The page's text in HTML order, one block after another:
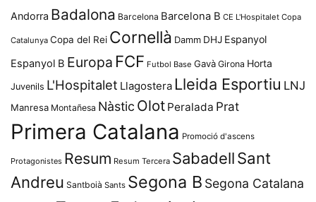
Andorra Badalona Barcelona Barcelona B CE L'Hospitalet Copa
Catalunya Copa del Rei Cornellà Damm DHJ Espanyol
Espanyol B Europa FCF Futbol Base Gavà Girona Horta
Juvenils L'Hospitalet Llagostera Lleida Esportiu LNJ
Manresa Montañesa Nàstic Olot Peralada Prat
Primera Catalana Promoció d'ascens
Protagonistes Resum Resum Tercera SabadellSant
Andreu Santboià Sants Segona B Segona Catalana